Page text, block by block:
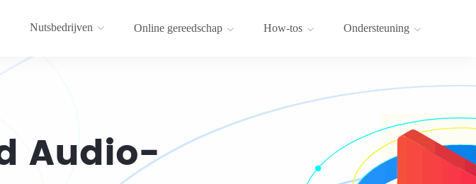
Nutsbedrijven Online gereedschap How-tos Ondersteuning
Audio-